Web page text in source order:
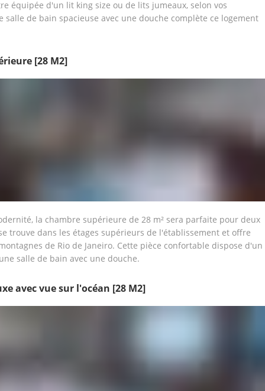
équipée d'un lit king size ou de lits jumeaux, selon vos
salle de bain spacieuse avec une douche complète ce logement
[28 M2]
la chambre supérieure de 28 m² sera parfaite pour deux
trouve dans les étages supérieurs de l'établissement et offre
de Rio de Janeiro. Cette pièce confortable dispose d'un
salle de bain avec une douche.
avec vue sur l'océan [28 M2]